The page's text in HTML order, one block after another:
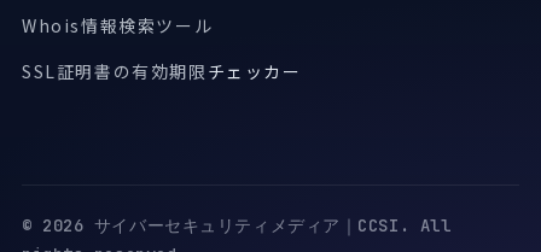
Whois情報検索ツール
SSL証明書の有効期限 チェッカー
© 2026 サイバーセキュリティメディア｜CCSI. All